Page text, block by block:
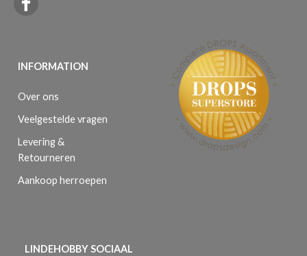
INFORMATION
Over ons
Veelgestelde vragen
Levering &
Retourneren
Aankoop herroepen
LINDEHOBBY SOCIAAL